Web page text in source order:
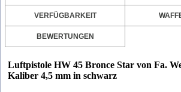
VERFÜGBARKEIT
BEWERTUNGEN
Luftpistole HW 45 Bronce Star von Fa.
Kaliber 4,5 mm in schwarz